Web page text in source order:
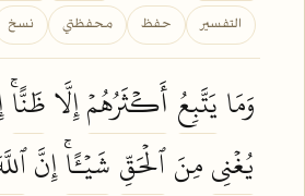
التفسير حفظ محفظتي نسخ
وَمَا يَتَّبِعُ أَكۡثَرُهُمۡإِلَّاظَنًّاۚ
يُغۡنِيمِنَٱلۡحَقِّ شَيۡـًٔاۚإِنَّ